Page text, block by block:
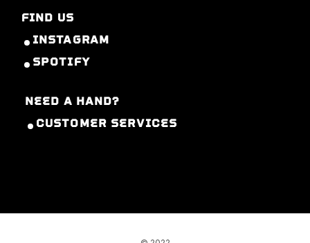
FIND US
INSTAGRAM
SPOTIFY
NEED A HAND?
CUSTOMER SERVICES